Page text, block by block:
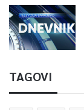
TAGOVI